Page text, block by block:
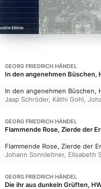
GEORG FRIEDRICH HÄNDEL
In den angenehmen Büschen,
In den angenehmen Büschen,
Jaap Schröder, Käthi Gohl,
GEORG FRIEDRICH HÄNDEL
Flammende Rose, Zierde der
Flammende Rose, Zierde der
Johann Sonnleitner, Elisabeth
GEORG FRIEDRICH HÄNDEL
Die ihr aus dunkeln Grüften,